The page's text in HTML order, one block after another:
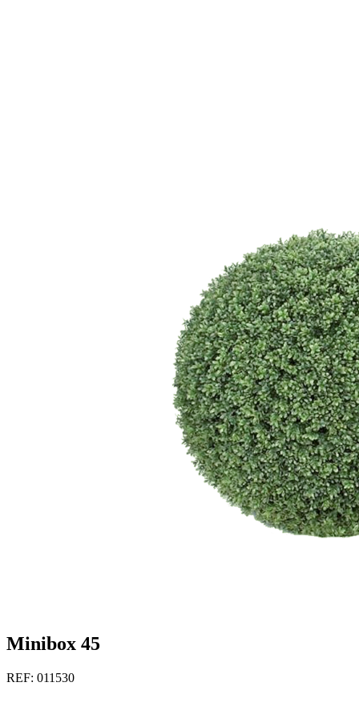
Minibox 45
REF: 011530